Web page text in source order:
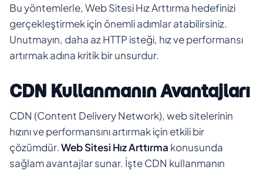
Bu yöntemlerle, Web Sitesi Hız Arttırma hedefinizi
gerçekleştirmek için önemli adımlar atabilirsiniz.
Unutmayın, daha az HTTP isteği, hız ve performansı
artırmak adına kritik bir unsurdur.
CDN Kullanmanın Avantajları
CDN (Content Delivery Network), web sitelerinin
hızını ve performansını artırmak için etkili bir
çözümdür. Web Sitesi Hız Arttırma konusunda
sağlam avantajlar sunar. İşte CDN kullanmanın